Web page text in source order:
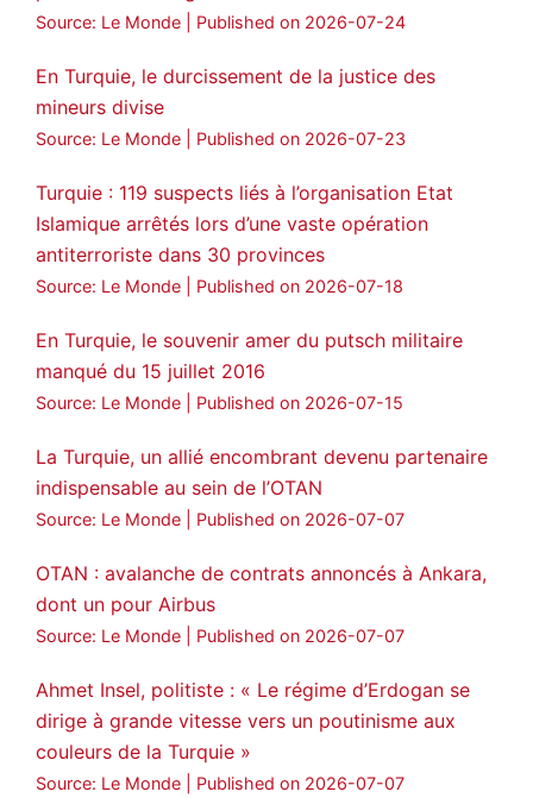
🔴DEM Party Imrali delegation made a
#AbdullahÖcalan
#ImralıIsland
🔗 https://medyanews.rs/h4lwBwQ
3 2 Twitter
Voir plus...
Source: Le Monde Published on 2026-07-24
En Turquie, le durcissement de la justice des
mineurs divise
Source: Le Monde Published on 2026-07-23
Turquie : 119 suspects liés à l’organisation Etat
Islamique arrêtés lors d’une vaste opération
antiterroriste dans 30 provinces
Source: Le Monde Published on 2026-07-18
En Turquie, le souvenir amer du putsch militaire
manqué du 15 juillet 2016
Source: Le Monde Published on 2026-07-15
La Turquie, un allié encombrant devenu partenaire
indispensable au sein de l’OTAN
Source: Le Monde Published on 2026-07-07
OTAN : avalanche de contrats annoncés à Ankara,
dont un pour Airbus
Source: Le Monde Published on 2026-07-07
Ahmet Insel, politiste : « Le régime d’Erdogan se
dirige à grande vitesse vers un poutinisme aux
couleurs de la Turquie »
Source: Le Monde Published on 2026-07-07